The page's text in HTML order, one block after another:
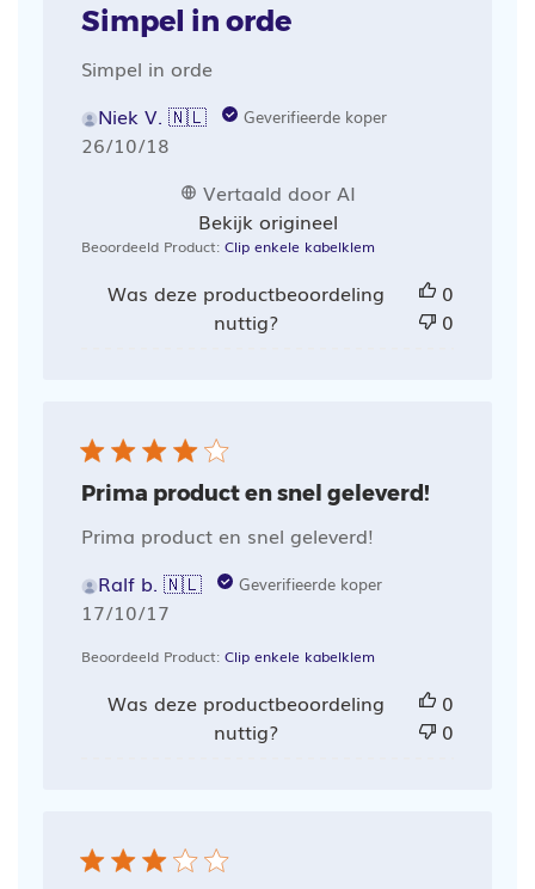
Simpel in orde
Simpel in orde
Niek V. 🇳🇱
Geverifieerde koper
Publicatiedatum
26/10/18
Vertaald door AI
Bekijk origineel
Beoordeeld Product: Clip enkele kabelklem
Was deze productbeoordeling
nuttig?
0
0
Prima product en snel geleverd!
Prima product en snel geleverd!
Ralf b. 🇳🇱
Geverifieerde koper
Publicatiedatum
17/10/17
Beoordeeld Product: Clip enkele kabelklem
Was deze productbeoordeling
nuttig?
0
0